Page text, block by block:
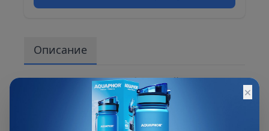
Описание
Предназначен для сорбционной очистки
воды от растворенных в ней хлора, нефти,
пестицидов, соли тяжелых металлов и
органических загрязнений, а также
×